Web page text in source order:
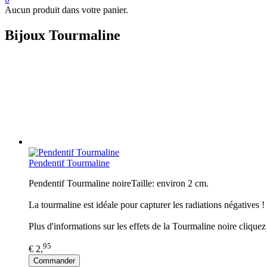
Aucun produit dans votre panier.
Bijoux Tourmaline
Pendentif Tourmaline
Pendentif Tourmaline noireTaille: environ 2 cm.
La tourmaline est idéale pour capturer les radiations négatives !
Plus d'informations sur les effets de la Tourmaline noire
€ 2,95
Commander